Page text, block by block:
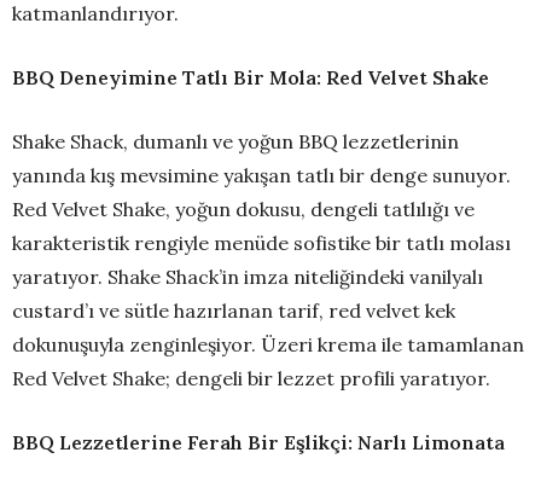
katmanlandırıyor.
BBQ Deneyimine Tatlı Bir Mola: Red Velvet Shake
Shake Shack, dumanlı ve yoğun BBQ lezzetlerinin
yanında kış mevsimine yakışan tatlı bir denge sunuyor.
Red Velvet Shake, yoğun dokusu, dengeli tatlılığı ve
karakteristik rengiyle menüde sofistike bir tatlı molası
yaratıyor. Shake Shack’in imza niteliğindeki vanilyalı
custard’ı ve sütle hazırlanan tarif, red velvet kek
dokunuşuyla zenginleşiyor. Üzeri krema ile tamamlanan
Red Velvet Shake; dengeli bir lezzet profili yaratıyor.
BBQ Lezzetlerine Ferah Bir Eşlikçi: Narlı Limonata